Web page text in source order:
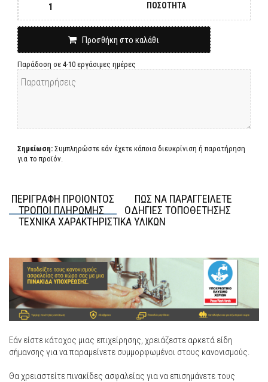
ΠΟΣΟΤΗΤΑ
Προσθήκη στο καλάθι
Παράδοση σε 4-10 εργάσιμες ημέρες
Σημείωση: Συμπληρώστε εάν έχετε κάποια διευκρίνιση ή παρατήρηση
για το προϊόν.
ΠΕΡΙΓΡΑΦΗ ΠΡΟΙΟΝΤΟΣ
ΠΩΣ ΝΑ ΠΑΡΑΓΓΕΙΛΕΤΕ
ΤΡΟΠΟΙ ΠΛΗΡΩΜΗΣ
ΟΔΗΓΙΕΣ ΤΟΠΟΘΕΤΗΣΗΣ
ΤΕΧΝΙΚΑ ΧΑΡΑΚΤΗΡΙΣΤΙΚΑ ΥΛΙΚΩΝ
Εάν είστε κάτοχος μιας επιχείρησης, χρειάζεστε αρκετά είδη
σήμανσης για να παραμείνετε συμμορφωμένοι στους κανονισμούς.
Θα χρειαστείτε πινακίδες ασφαλείας για να επισημάνετε τους